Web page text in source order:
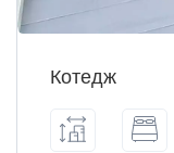
Котедж